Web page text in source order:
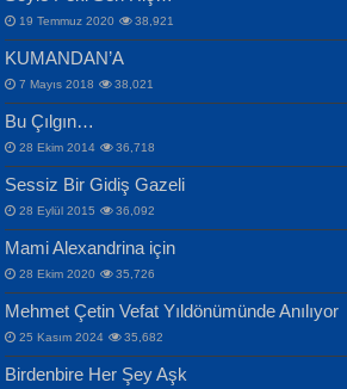
İPEK ACAR SERT
Gazze’nin Şecaati, Ümmetin İmtihanı...
Selahattin Yıldız
İdrakimle Üşürken...
ERDEM BAYAZIT
Sana, Bana, Vatanıma, Ülkemin
İnsanlarına Dair...
NAZIM HİKMET RAN
19 Temmuz 2020 38,921
KUMANDAN’A
7 Mayıs 2018 38,021
Bu Çılgın…
28 Ekim 2014 36,718
Sessiz Bir Gidiş Gazeli
28 Eylül 2015 36,092
Mami Alexandrina için
28 Ekim 2020 35,726
Mehmet Çetin Vefat Yıldönümünde Anılıyor
25 Kasım 2024 35,682
Birdenbire Her Şey Aşk